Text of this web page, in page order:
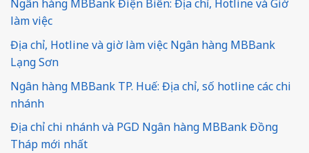
Ngân hàng MBBank Điện Biên: Địa chỉ, Hotline và Giờ
làm việc
Địa chỉ, Hotline và giờ làm việc Ngân hàng MBBank
Lạng Sơn
Ngân hàng MBBank TP. Huế: Địa chỉ, số hotline các chi
nhánh
Địa chỉ chi nhánh và PGD Ngân hàng MBBank Đồng
Tháp mới nhất